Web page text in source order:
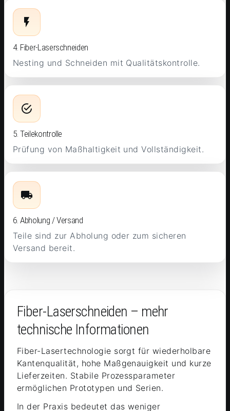
4. Fiber-Laserschneiden
Nesting und Schneiden mit Qualitätskontrolle.
5. Teilekontrolle
Prüfung von Maßhaltigkeit und Vollständigkeit.
6. Abholung / Versand
Teile sind zur Abholung oder zum sicheren
Versand bereit.
Fiber-Laserschneiden – mehr
technische Informationen
Fiber-Lasertechnologie sorgt für wiederholbare
Kantenqualität, hohe Maßgenauigkeit und kurze
Lieferzeiten. Stabile Prozessparameter
ermöglichen Prototypen und Serien.
In der Praxis bedeutet das weniger